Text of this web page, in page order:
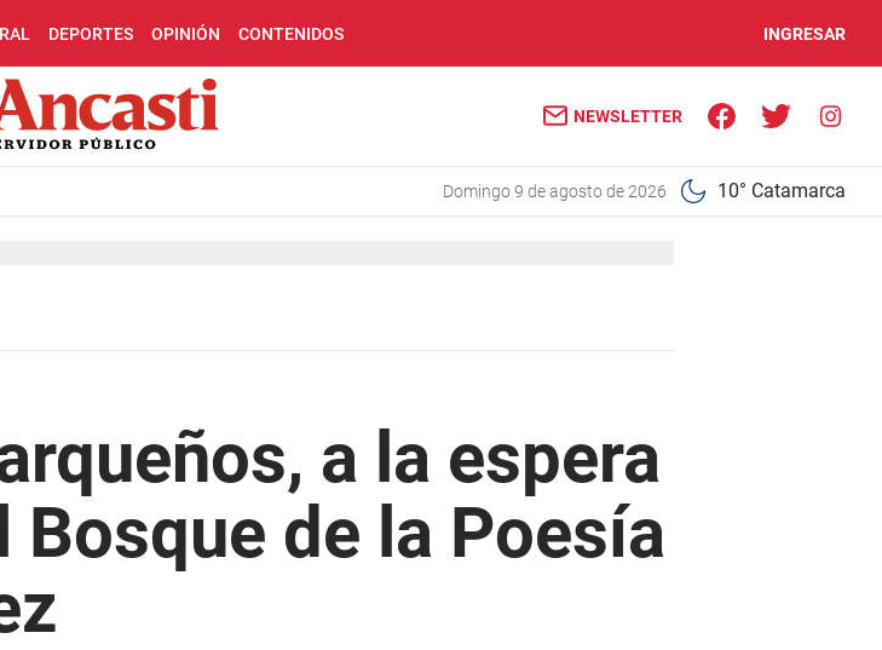
DEPORTES OPINIÓN CONTENIDOS INGRESAR
NEWSLETTER
domingo 9 de agosto de 2026 10° Catamarca
a la espera
de la Poesía